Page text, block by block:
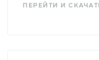
ПЕРЕЙТИ И